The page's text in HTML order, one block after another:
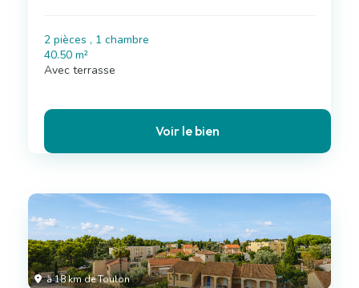
2 pièces , 1 chambre
40.50 m²
Avec terrasse
Voir le bien
à 18 km de Toulon